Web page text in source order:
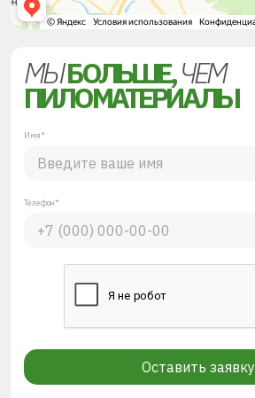
МЫБОЛЬШЕ,ЧЕМ
ПИЛОМАТЕРИАЛЫ
Имя*
Телефон*
Оставить заявку